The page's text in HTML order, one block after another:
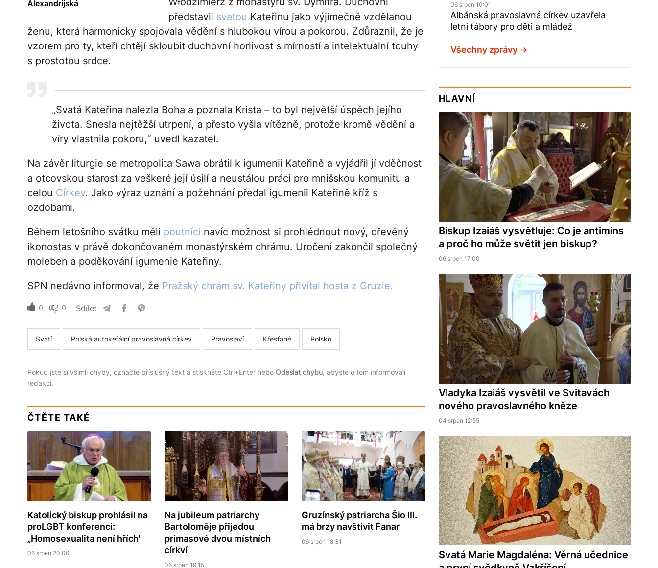
Alexandrijská
představil svatou Kateřinu jako výjimečně vzdělanou
ženu, která harmonicky spojovala vědění s hlubokou vírou a pokorou. Zdůraznil, že je
vzorem pro ty, kteří chtějí skloubit duchovní horlivost s mírností a intelektuální touhy
s prostotou srdce.
„Svatá Kateřina nalezla Boha a poznala Krista – to byl největší úspěch jejího
života. Snesla nejtěžší utrpení, a přesto vyšla vítězně, protože kromě vědění a
víry vlastnila pokoru,“ uvedl kazatel.
Na závěr liturgie se metropolita Sawa obrátil k igumenii Kateřině a vyjádřil jí vděčnost
a otcovskou starost za veškeré její úsilí a neustálou práci pro mnišskou komunitu a
celou Církev. Jako výraz uznání a požehnání předal igumenii Kateřině kříž s
ozdobami.
Během letošního svátku měli poutníci navíc možnost si prohlédnout nový, dřevěný
ikonostas v právě dokončovaném monastýrském chrámu. Uročení zakončil společný
moleben a poděkování igumenie Kateřiny.
SPN nedávno informoval, že Pražský chrám sv. Kateřiny přivítal hosta z Gruzie.
0 0 Sdílet
Svatí Polská autokefální pravoslavná církev Pravoslaví Křesťané Polsko
Pokud jste si všimli chyby, označte příslušný text a stiskněte Ctrl+Enter nebo Odeslat chybu, abyste o tom informovali
redakci.
ČTĚTE TAKÉ
Katolický biskup prohlásil na
proLGBT konferenci:
„Homosexualita není hřích"
06 srpen 20:00
Na jubileum patriarchy
Bartoloměje přijedou
primasové dvou místních
církví
06 srpen 19:15
Gruzínský patriarcha Šio III.
má brzy navštívit Fanar
06 srpen 18:31
06 srpen 10:01
Albánská pravoslavná církev uzavřela
letní tábory pro děti a mládež
Všechny zprávy
HLAVNÍ
Biskup Izaiáš vysvětluje: Co je antimins
a proč ho může světit jen biskup?
06 srpen 17:00
Vladyka Izaiáš vysvětil ve Svitavách
nového pravoslavného kněze
04 srpen 12:55
Svatá Marie Magdaléna: Věrná učednice